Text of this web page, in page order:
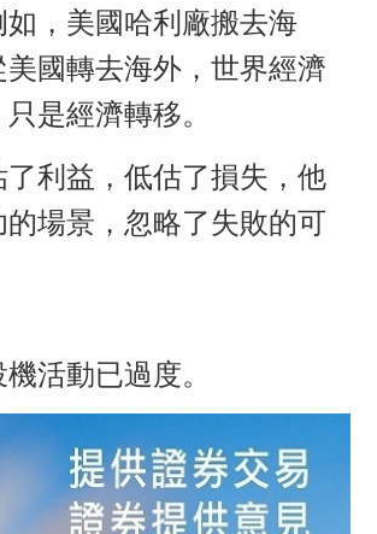
，美國哈利廠搬去海
國轉去海外，世界經濟
是經濟轉移。
利益，低估了損失，他
場景，忽略了失敗的可
活動已過度。